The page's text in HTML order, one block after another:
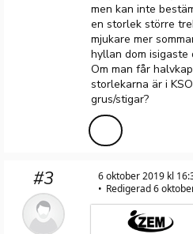
men kan inte
en storlek större
mjukare mer
hyllan dom isigaste
Om man får
storlekarna är i
grus/stigar?
#3
6 oktober 2019 kl
Redigerad 6